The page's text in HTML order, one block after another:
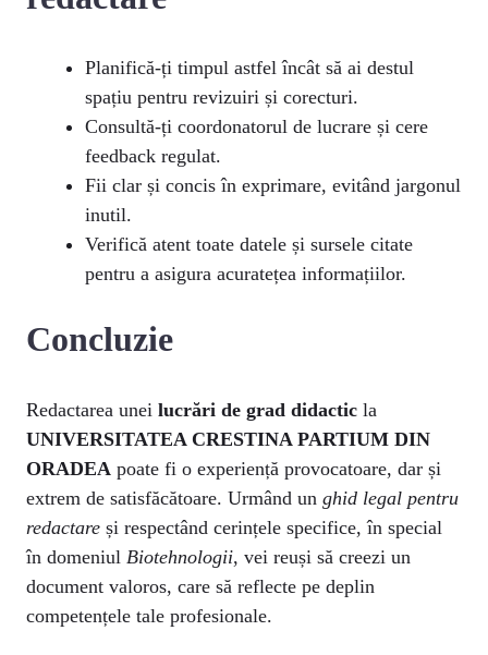
Planifică-ți timpul astfel încât să ai destul
spațiu pentru revizuiri și corecturi.
Consultă-ți coordonatorul de lucrare și cere
feedback regulat.
Fii clar și concis în exprimare, evitând jargonul
inutil.
Verifică atent toate datele și sursele citate
pentru a asigura acuratețea informațiilor.
Concluzie
Redactarea unei lucrări de grad didactic la
UNIVERSITATEA CRESTINA PARTIUM DIN
ORADEA poate fi o experiență provocatoare, dar și
extrem de satisfăcătoare. Urmând un ghid legal pentru
redactare și respectând cerințele specifice, în special
în domeniul Biotehnologii, vei reuși să creezi un
document valoros, care să reflecte pe deplin
competențele tale profesionale.